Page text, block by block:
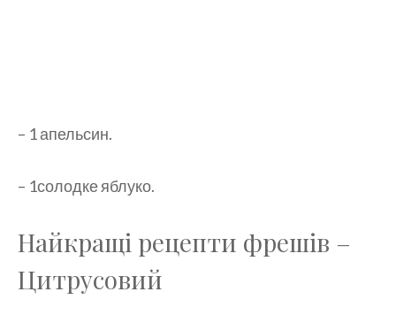
– 1 апельсин.
– 1солодке яблуко.
Найкращі рецепти фрешів –
Цитрусовий